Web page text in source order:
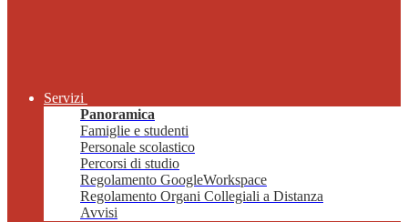
Servizi
Panoramica
Famiglie e studenti
Personale scolastico
Percorsi di studio
Regolamento GoogleWorkspace
Regolamento Organi Collegiali a Distanza
Avvisi